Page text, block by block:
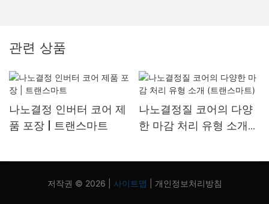
관련 상품
나노결정 인버터 코어 제
품 포장 | 트랜스마트
나노결정질 코어의 다양
한 마감 처리 유형 소개
저작권 © 2026 | 사이트맵 개인정보처리방침